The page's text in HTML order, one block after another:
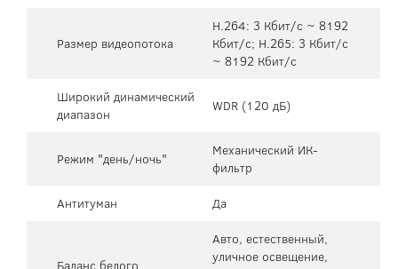
Размер видеопотока
H.264: 3 Кбит/с ~ 8192
Кбит/с; H.265: 3 Кбит/с
~ 8192 Кбит/с
Широкий динамический
диапазон
WDR (120 дБ)
Режим "день/ночь"
Механический ИК-
фильтр
Антитуман
Да
Баланс белого
Авто, естественный,
уличное освещение,